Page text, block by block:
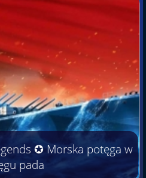
✪ Morska potęga w
pada